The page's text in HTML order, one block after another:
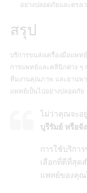
อย่างปลอดภัยและตรงเ
สรุป
บริการขนส่งเครื่องมือแพ
การแพทย์และคลินิกต่าง ๆ
ทีมงานคุณภาพ และยานพา
แพทย์เป็นไปอย่างปลอดภัย
ไม่ว่าคุณจะอ
บุรีรัมย์ หรือ
การใช้บริกา
เลือกที่ดีที่สุด
แพทย์ของคุณ